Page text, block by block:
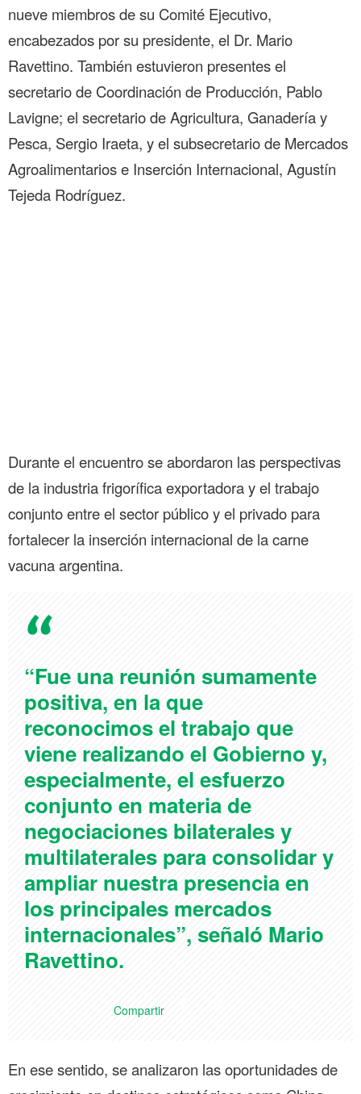
nueve miembros de su Comité Ejecutivo,
encabezados por su presidente, el Dr. Mario
Ravettino. También estuvieron presentes el
secretario de Coordinación de Producción, Pablo
Lavigne; el secretario de Agricultura, Ganadería y
Pesca, Sergio Iraeta, y el subsecretario de Mercados
Agroalimentarios e Inserción Internacional, Agustín
Tejeda Rodríguez.
Durante el encuentro se abordaron las perspectivas
de la industria frigorífica exportadora y el trabajo
conjunto entre el sector público y el privado para
fortalecer la inserción internacional de la carne
vacuna argentina.
“Fue una reunión sumamente
positiva, en la que
reconocimos el trabajo que
viene realizando el Gobierno y,
especialmente, el esfuerzo
conjunto en materia de
negociaciones bilaterales y
multilaterales para consolidar y
ampliar nuestra presencia en
los principales mercados
internacionales”, señaló Mario
Ravettino.
Compartir
En ese sentido, se analizaron las oportunidades de